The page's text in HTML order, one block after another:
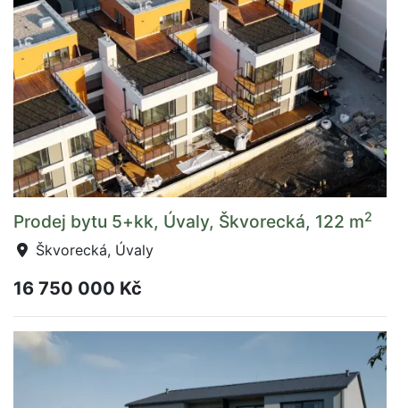
Prodej bytu 5+kk, Úvaly, Škvorecká, 122 m2
Škvorecká, Úvaly
16 750 000 Kč